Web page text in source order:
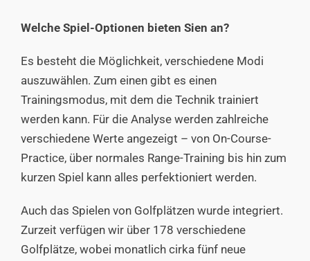
Welche Spiel-Optionen bieten Sien an?
Es besteht die Möglichkeit, verschiedene Modi
auszuwählen. Zum einen gibt es einen
Trainingsmodus, mit dem die Technik trainiert
werden kann. Für die Analyse werden zahlreiche
verschiedene Werte angezeigt – von On-Course-
Practice, über normales Range-Training bis hin zum
kurzen Spiel kann alles perfektioniert werden.
Auch das Spielen von Golfplätzen wurde integriert.
Zurzeit verfügen wir über 178 verschiedene
Golfplätze, wobei monatlich cirka fünf neue